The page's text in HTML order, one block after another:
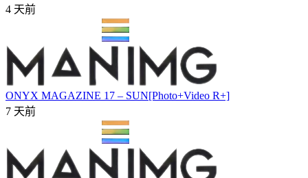
4 天前
ONYX MAGAZINE 17 – SUN[Photo+Video R+]
7 天前